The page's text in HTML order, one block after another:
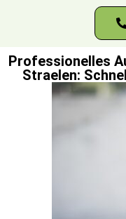
Professionelles
Straelen: